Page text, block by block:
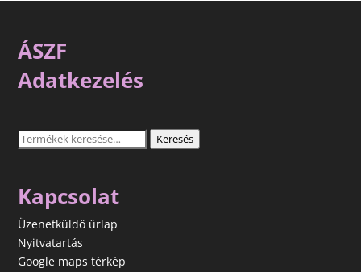
ÁSZF
Adatkezelés
Keresés
Keresés
Kapcsolat
Üzenetküldő űrlap
Nyitvatartás
Google maps térkép